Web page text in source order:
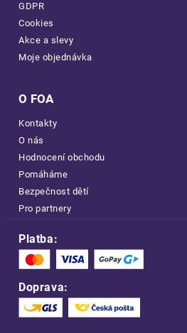
GDPR
Cookies
Akce a slevy
Moje objednávka
O FOA
Kontakty
O nás
Hodnocení obchodu
Pomáháme
Bezpečnost dětí
Pro partnery
Platba:
Doprava: